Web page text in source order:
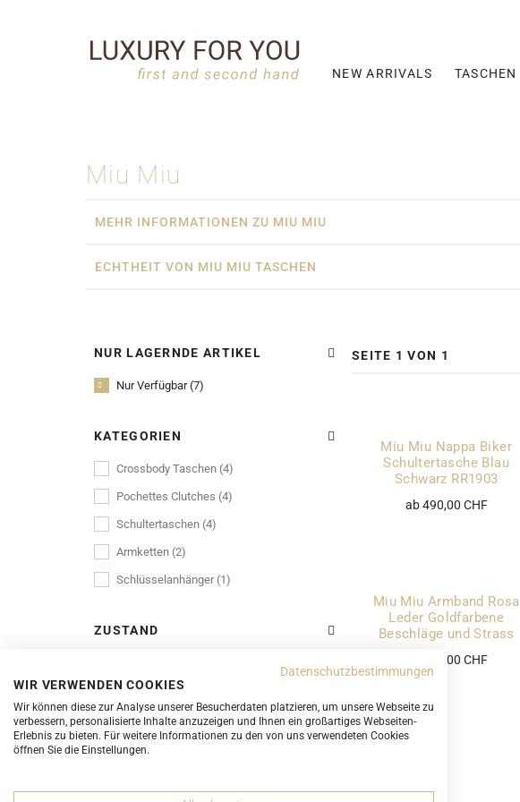
LETZTE 3 TAGE
BEUTELTASCHEN
BOSTON BAGS
CROSSBODY TASCHEN
HANDTASCHEN
HERRENTASCHEN
HOBO TASCHEN
MESSENGER
POCHETTES CLUTCHES
SCHULTERTASCHEN
STRANDTASCHEN
TOTE BAGS
NEW ARRIVALS TASCHEN
Miu Miu
MEHR INFORMATIONEN ZU MIU MIU
ECHTHEIT VON MIU MIU TASCHEN
NUR LAGERNDE ARTIKEL
Nur Verfügbar (7)
KATEGORIEN
Crossbody Taschen (4)
Pochettes Clutches (4)
Schultertaschen (4)
Armketten (2)
Schlüsselanhänger (1)
ZUSTAND
4 Gut (6)
FARBEN
SEITE 1 VON 1
Miu Miu Nappa Biker
Schultertasche Blau
Schwarz RR1903
ab 490,00 CHF
Miu Miu Armband Rosa
Leder Goldfarbene
Beschläge und Strass
ab 150,00 CHF
Datenschutzbestimmungen
WIR VERWENDEN COOKIES
Wir können diese zur Analyse unserer Besucherdaten platzieren, um unsere Webseite zu
verbessern, personalisierte Inhalte anzuzeigen und Ihnen ein großartiges Webseiten-
Erlebnis zu bieten. Für weitere Informationen zu den von uns verwendeten Cookies
öffnen Sie die Einstellungen.